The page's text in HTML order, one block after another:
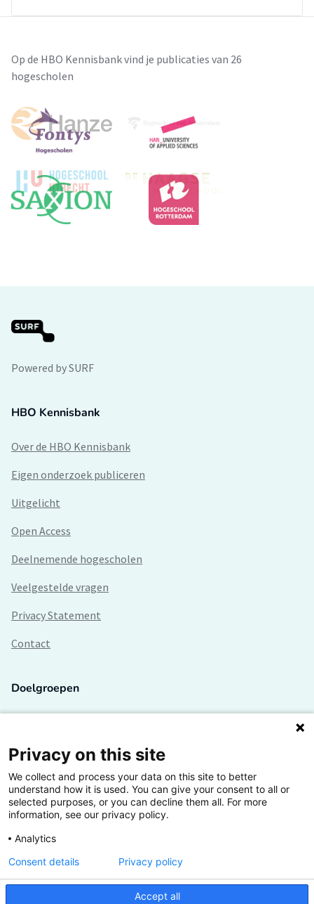
Op de HBO Kennisbank vind je publicaties van 26
hogescholen
Powered by SURF
HBO Kennisbank
Over de HBO Kennisbank
Eigen onderzoek publiceren
Uitgelicht
Open Access
Deelnemende hogescholen
Veelgestelde vragen
Privacy Statement
Contact
Doelgroepen
Lectoren en onderzoekers
Bedrijven
Hogescholen
De grootste kennisbank van het HBO
Privacy on this site
We collect and process your data on this site to better
understand how it is used. You can give your consent to all or
selected purposes, or you can decline them all. For more
information, see our privacy policy.
Analytics
Accept all
Consent details Privacy policy